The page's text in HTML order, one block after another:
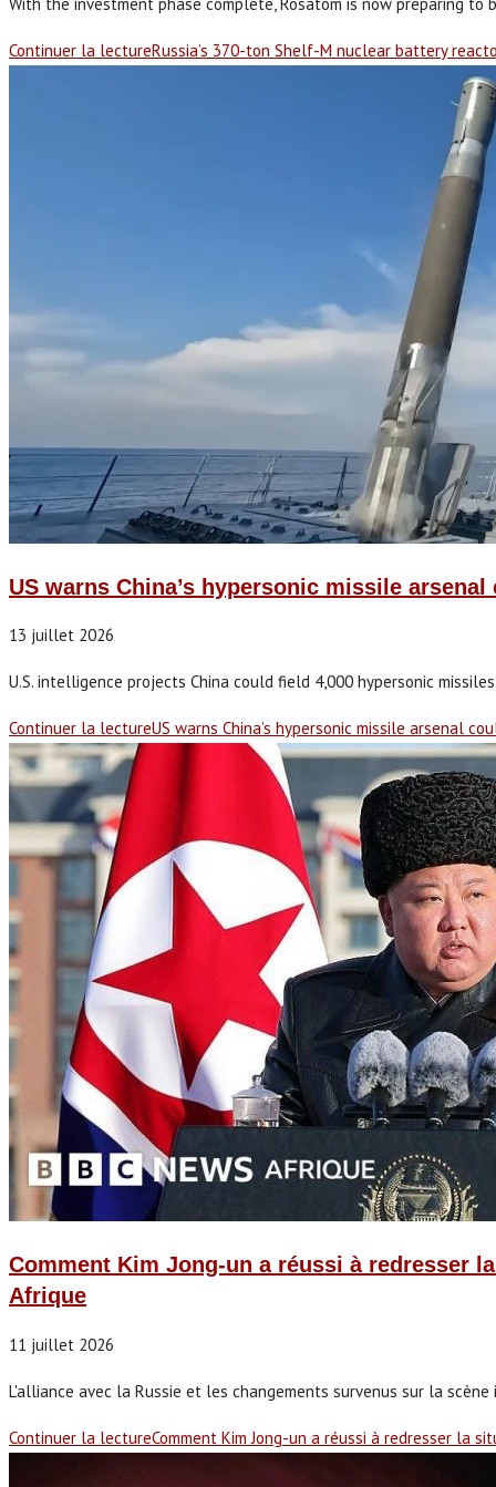
Continuer la lectureRussia’s 370-ton Shelf-M nuclear battery
US warns China’s hypersonic missile arsenal
13 juillet 2026
U.S. intelligence projects China could field 4,000 hypersonic
Continuer la lectureUS warns China’s hypersonic missile arsenal
Comment Kim Jong-un a réussi à redresser
Afrique
11 juillet 2026
L'alliance avec la Russie et les changements survenus sur la
Continuer la lectureComment Kim Jong-un a réussi à redresser la